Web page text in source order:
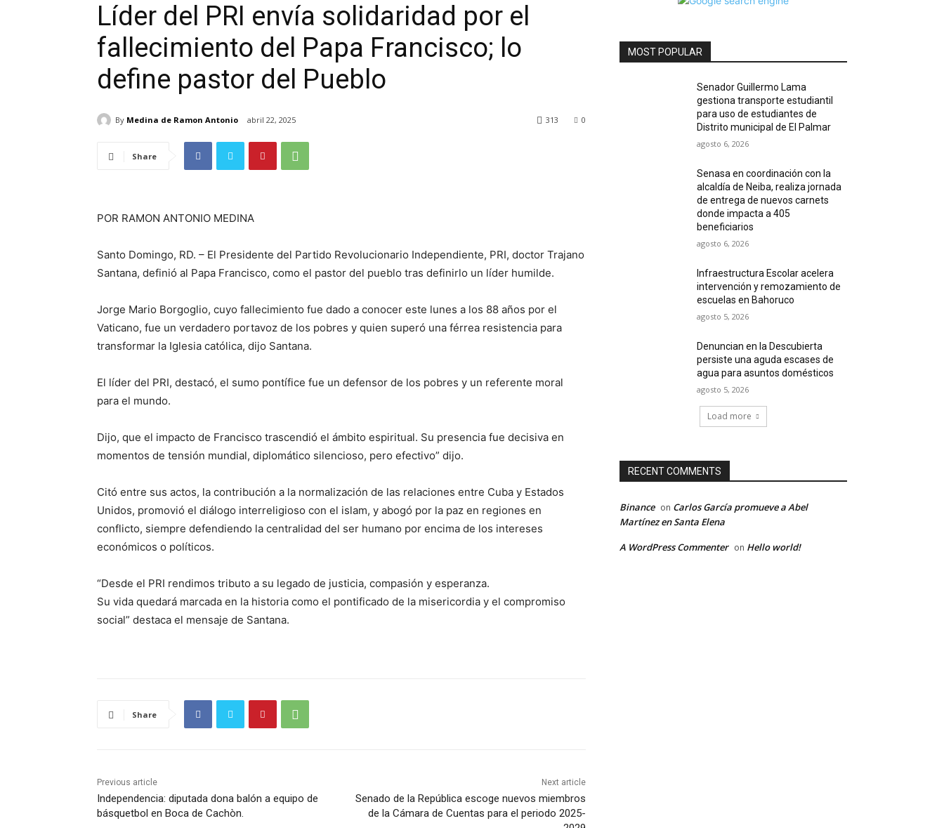
Líder del PRI envía solidaridad por el
fallecimiento del Papa Francisco; lo
define pastor del Pueblo
By Medina de Ramon Antonio abril 22, 2025 0
313
Share
POR RAMON ANTONIO MEDINA
Santo Domingo, RD. – El Presidente del Partido Revolucionario Independiente, PRI, doctor Trajano
Santana, definió al Papa Francisco, como el pastor del pueblo tras definirlo un líder humilde.
Jorge Mario Borgoglio, cuyo fallecimiento fue dado a conocer este lunes a los 88 años por el
Vaticano, fue un verdadero portavoz de los pobres y quien superó una férrea resistencia para
transformar la Iglesia católica, dijo Santana.
El líder del PRI, destacó, el sumo pontífice fue un defensor de los pobres y un referente moral
para el mundo.
Dijo, que el impacto de Francisco trascendió el ámbito espiritual. Su presencia fue decisiva en
momentos de tensión mundial, diplomático silencioso, pero efectivo” dijo.
Citó entre sus actos, la contribución a la normalización de las relaciones entre Cuba y Estados
Unidos, promovió el diálogo interreligioso con el islam, y abogó por la paz en regiones en
conflicto, siempre defendiendo la centralidad del ser humano por encima de los intereses
económicos o políticos.
“Desde el PRI rendimos tributo a su legado de justicia, compasión y esperanza.
Su vida quedará marcada en la historia como el pontificado de la misericordia y el compromiso
social” destaca el mensaje de Santana.
Share
Previous article
Independencia: diputada dona balón a equipo de
básquetbol en Boca de Cachòn.
Next article
Senado de la República escoge nuevos miembros
de la Cámara de Cuentas para el periodo 2025-
MOST POPULAR
Senador Guillermo Lama
gestiona transporte estudiantil
para uso de estudiantes de
Distrito municipal de El Palmar
agosto 6, 2026
Senasa en coordinación con la
alcaldía de Neiba, realiza jornada
de entrega de nuevos carnets
donde impacta a 405
beneficiarios
agosto 6, 2026
Infraestructura Escolar acelera
intervención y remozamiento de
escuelas en Bahoruco
agosto 5, 2026
Denuncian en la Descubierta
persiste una aguda escases de
agua para asuntos domésticos
agosto 5, 2026
Load more
RECENT COMMENTS
Binance on Carlos García promueve a Abel
Martínez en Santa Elena
A WordPress Commenter on Hello world!